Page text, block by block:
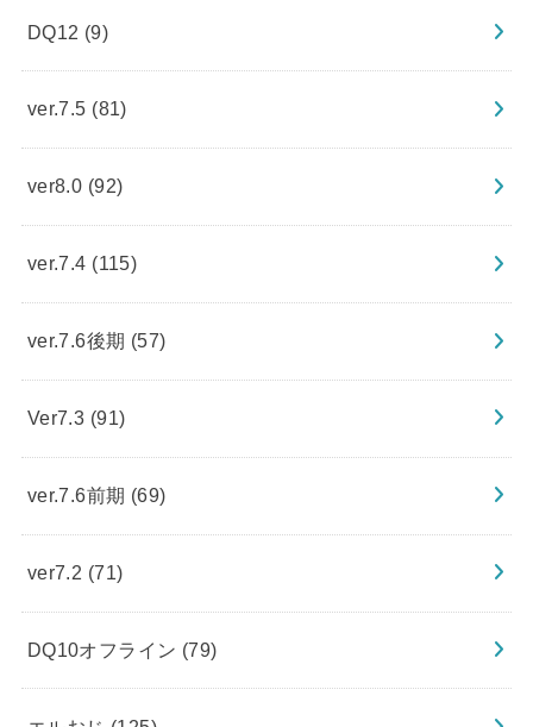
DQ12 (9)
ver.7.5 (81)
ver8.0 (92)
ver.7.4 (115)
ver.7.6後期 (57)
Ver7.3 (91)
ver.7.6前期 (69)
ver7.2 (71)
DQ10オフライン (79)